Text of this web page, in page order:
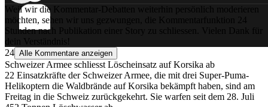
Weil wir die Kommentar-Debatten weiterhin persönlich moderieren
möchten, sehen wir uns gezwungen, die Kommentarfunktion 24
Stunden nach Publikation einer Story zu schliessen. Vielen Dank für
dein Verständnis!
24 Alle Kommentare anzeigen
Schweizer Armee schliesst Löscheinsatz auf Korsika ab
22 Einsatzkräfte der Schweizer Armee, die mit drei Super-Puma-
Helikoptern die Waldbrände auf Korsika bekämpft haben, sind am
Freitag in die Schweiz zurückgekehrt. Sie warfen seit dem 28. Juli